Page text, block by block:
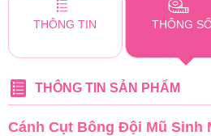
THÔNG TIN THÔNG
THÔNG TIN SẢN PHẨM
Cánh Cụt Bông Đội Mũ Sinh